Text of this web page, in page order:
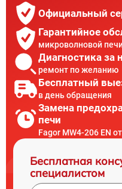
Официальный
Гарантийное
микроволновой
Диагностика за
ремонт по желанию
Бесплатный
в день обращения
Замена
печи
Fagor MW4-206 EN
Бесплатная
специалистом